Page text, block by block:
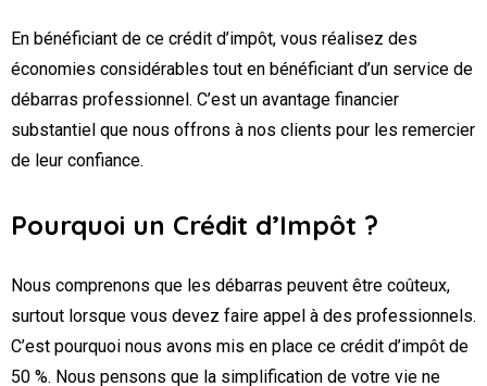
En bénéficiant de ce crédit d’impôt, vous réalisez des
économies considérables tout en bénéficiant d’un service de
débarras professionnel. C’est un avantage financier
substantiel que nous offrons à nos clients pour les remercier
de leur confiance.
Pourquoi un Crédit d’Impôt ?
Nous comprenons que les débarras peuvent être coûteux,
surtout lorsque vous devez faire appel à des professionnels.
C’est pourquoi nous avons mis en place ce crédit d’impôt de
50 %. Nous pensons que la simplification de votre vie ne